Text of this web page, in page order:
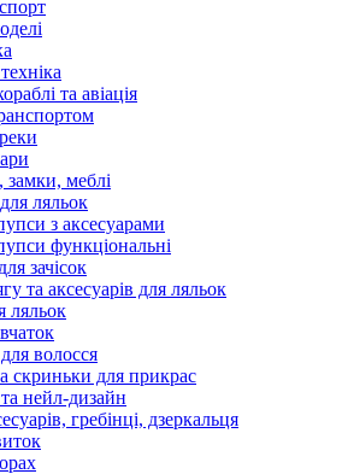
та авіація
меблі
ляльок
з аксесуарами
функціональні
зачісок
та аксесуарів для ляльок
ляльок
волосся
скриньки для прикрас
нейл-дизайн
гребінці, дзеркальця